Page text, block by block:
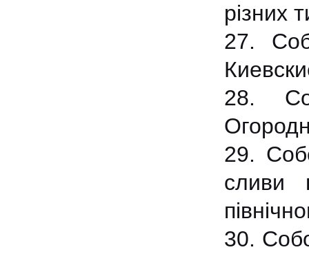
різних
27.
28.
29.
сливи
30.